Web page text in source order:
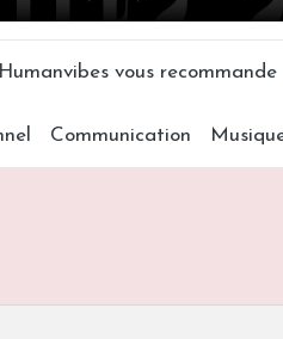
Humanvibes vous recommande
Communication